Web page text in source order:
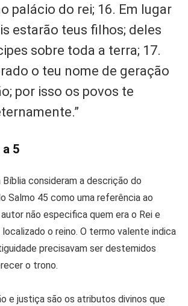
palácio do rei; 16. Em lugar
estarão teus filhos; deles
sobre toda a terra; 17.
o teu nome de geração
por isso os povos te
5
consideram a descrição do
Salmo 45 como uma referência ao
não especifica quem era o Rei e
o reino. O termo valente indica
precisavam ser destemidos
o trono.
e justiça são os atributos divinos que